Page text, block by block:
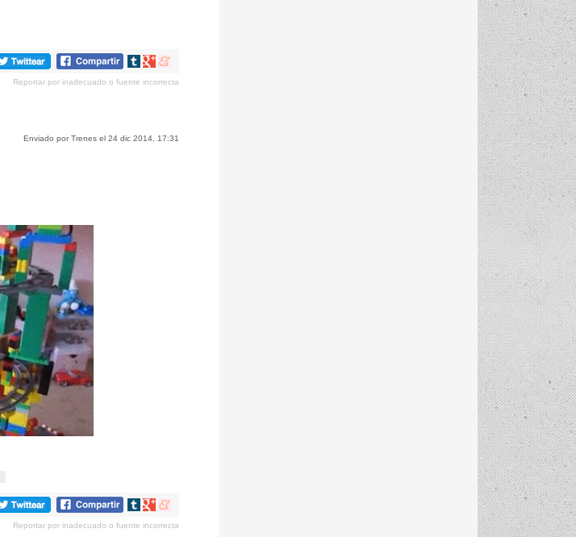
Compartir
tumblr
Compartir
Google+
Compartir
meneame
Reportar por inadecuado o fuente incorrecta
Enviado por Trenes el 24 dic 2014, 17:31
Compartir
tumblr
Compartir
Google+
Compartir
meneame
Reportar por inadecuado o fuente incorrecta